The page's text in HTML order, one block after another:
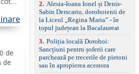
de
de
schimbare bandă și
menținere bandă Faruri
bi-xenon adaptive cu
asistent fază lungă
automată , lumini de zi
LED, proiectoare ceață
LED, spălătoare faruri
2. Alesia-Ioana Ionel și Denis-
Sabin Derscariu, dorohoienii de
la Liceul „Regina Maria” - în
topul județean la Bacalaureat
3. Poliția locală Dorohoi:
Sancțiuni pentru șoferii care
parchează pe trecerile de pietoni
sau în apropierea acestora